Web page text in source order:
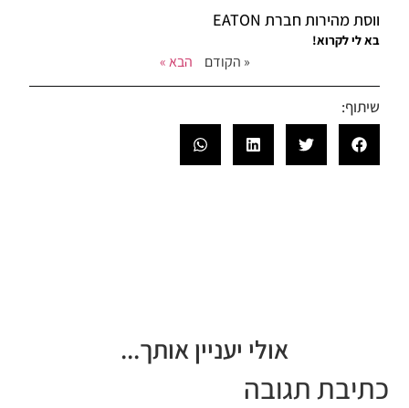
ווסת מהירות חברת EATON
בא לי לקרוא!
« הקודם הבא »
שיתוף:
אולי יעניין אותך...
כתיבת תגובה